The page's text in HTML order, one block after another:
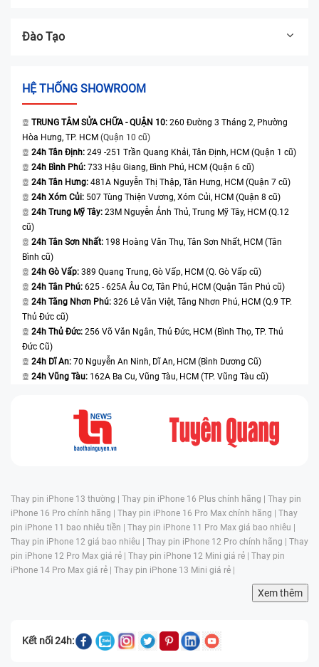
Đào Tạo
HỆ THỐNG SHOWROOM
TRUNG TÂM SỬA CHỮA - QUẬN 10: 260 Đường 3 Tháng 2, Phường
Hòa Hưng, TP. HCM (Quận 10 cũ)
24h Tân Định: 249 -251 Trần Quang Khải, Tân Định, HCM (Quận 1 cũ)
24h Bình Phú: 733 Hậu Giang, Bình Phú, HCM (Quận 6 cũ)
24h Tân Hưng: 481A Nguyễn Thị Thập, Tân Hưng, HCM (Quận 7 cũ)
24h Xóm Củi: 507 Tùng Thiện Vương, Xóm Củi, HCM (Quận 8 cũ)
24h Trung Mỹ Tây: 23M Nguyễn Ảnh Thủ, Trung Mỹ Tây, HCM (Q.12
cũ)
24h Tân Sơn Nhất: 198 Hoàng Văn Thụ, Tân Sơn Nhất, HCM (Tân
Bình cũ)
24h Gò Vấp: 389 Quang Trung, Gò Vấp, HCM (Q. Gò Vấp cũ)
24h Tân Phú: 625 - 625A Âu Cơ, Tân Phú, HCM (Quận Tân Phú cũ)
24h Tăng Nhơn Phú: 326 Lê Văn Việt, Tăng Nhơn Phú, HCM (Q.9 TP.
Thủ Đức cũ)
24h Thủ Đức: 256 Võ Văn Ngân, Thủ Đức, HCM (Bình Thọ, TP. Thủ
Đức Cũ)
24h Dĩ An: 70 Nguyễn An Ninh, Dĩ An, HCM (Bình Dương Cũ)
24h Vũng Tàu: 162A Ba Cu, Vũng Tàu, HCM (TP. Vũng Tàu cũ)
Thay pin iPhone 13 thường | Thay pin iPhone 16 Plus chính hãng | Thay pin
iPhone 16 Pro chính hãng | Thay pin iPhone 16 Pro Max chính hãng | Thay
pin iPhone 11 bao nhiêu tiền | Thay pin iPhone 11 Pro Max giá bao nhiêu |
Thay pin iPhone 12 giá bao nhiêu | Thay pin iPhone 12 Pro chính hãng | Thay
pin iPhone 12 Pro Max giá rẻ | Thay pin iPhone 12 Mini giá rẻ | Thay pin
iPhone 14 Pro Max giá rẻ | Thay pin iPhone 13 Mini giá rẻ |
Xem thêm
Kết nối 24h: